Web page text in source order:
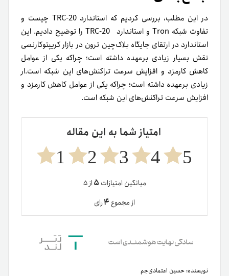
در این مطلب، بررسی کردیم که استاندارد TRC-20 چیست و
تفاوت شبکه Tron و استاندارد TRC-20 را توضیح دادیم. این
استاندارد در ارتقای جایگاه بلاک‌چین ترون در بازار کریپتوکارنسی
نقش بسیار زیادی برعهده داشته است؛ چراکه یکی از عوامل
کاهش کارمزد و افزایش سرعت تراکنش‌های این شبکه است.ار
زیادی برعهده داشته است؛ چراکه یکی از عوامل کاهش کارمزد و
افزایش سرعت تراکنش‌های این شبکه است.
امتیاز شما به این مقاله
5
4
3
2
1
میانگین امتیازات ۵از ۵
از مجموع۴رای
نویسنده: حسین اعتمادی‌جم